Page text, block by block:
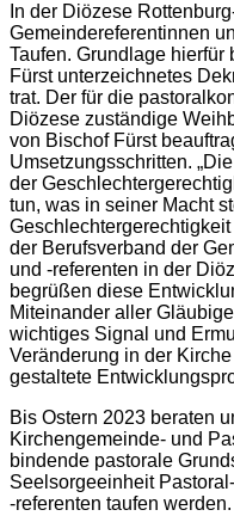
In der Diözese
Gemeindereferentinnen
Taufen. Grundlage hierfür
Fürst unterzeichnetes
trat. Der für die
Diözese zuständige
von Bischof Fürst
Umsetzungsschritten.
der
tun, was in seiner Macht
der Berufsverband der
und -referenten in der
begrüßen diese
Miteinander aller
wichtiges Signal und
Veränderung in der
gestaltete
Bis Ostern 2023 beraten
Kirchengemeinde- und
bindende pastorale
Seelsorgeeinheit
-referenten taufen werden.